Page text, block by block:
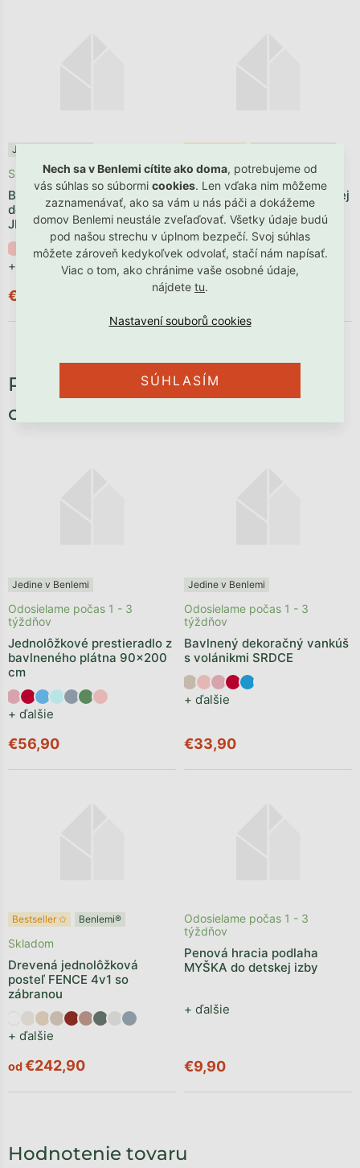
Nech sa v Benlemi cítite ako doma, potrebujeme od
vás súhlas so súbormi cookies. Len vďaka nim môžeme
zaznamenávať, ako sa vám u nás páči a dokážeme
domov Benlemi neustále zveľaďovať. Všetky údaje budú
pod našou strechu v úplnom bezpečí. Svoj súhlas
môžete zároveň kedykoľvek odvolať, stačí nám napísať.
Viac o tom, ako chránime vaše osobné údaje,
nájdete tu.
SÚHLASÍM
Jedine v Benlemi
Bavlnený farebný chránič
do detskej postieľky
JEDNOROŽEC
+ ďalšie
Skladom
€114,89
Bavlnený chránič do detskej
postele DRÁČIK
+ ďalšie
Skladom
€92,90
Hodnotenie tovaru
Potrebné príslušenstvo, ktoré
oceníte:
Jedine v Benlemi
Jednolôžkové prestieradlo z
bavlneného plátna 90x200
cm
+ ďalšie
Odosielame počas 1 - 3
týždňov
€56,90
Jedine v Benlemi
Bavlnený dekoračný vankúš
s volánikmi SRDCE
+ ďalšie
Odosielame počas 1 - 3
týždňov
€33,90
Bestseller ✩ Benlemi®
Drevená jednolôžková
posteľ FENCE 4v1 so
zábranou
+ ďalšie
Skladom
od€242,90
Penová hracia podlaha
MYŠKA do detskej izby
+ ďalšie
Odosielame počas 1 - 3
týždňov
€9,90